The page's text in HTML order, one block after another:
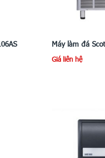
Máy làm đá
Giá liên hệ